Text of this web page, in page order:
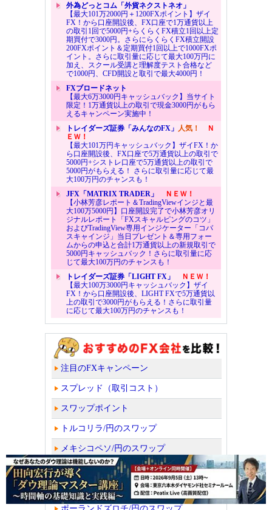
外為どっとコム「外貨ネクストネオ」
【最大101万2000円＋1200FXポイント】ザイ
FX！から口座開設後、FX口座で1万通貨以上
の取引1回で5000円+らくらくFX積立1回以上定
期買付で3000円。さらにらくらくFX積立開設
200FXポイント＆定期買付1回以上で1000FXポ
イント。さらに取引量に応じて最大100万円に
加え、スクール受講と理解度テスト合格など
で1000円、CFD開設と取引で最大4000円！
FXブロードネット
【最大6万3000円キャッシュバック】当サイト
限定！1万通貨以上の取引で現金3000円がもら
えるキャンペーン実施中！
トレイダーズ証券「みんなのFX」 人気！
Ｎ
ＥＷ！
【最大101万円キャッシュバック】ザイFX！か
ら口座開設後、FX口座で5万通貨以上の取引で
5000円+シストレ口座で5万通貨以上の取引で
5000円がもらえる！ さらに取引量に応じて最
大100万円のチャンスも！
JFX「MATRIX TRADER」
ＮＥＷ！
【小林芳彦レポート＆TradingViewインジと最
大100万5000円】口座開設完了で小林芳彦オリ
ジナルレポート「FXスキャルピングのコツ」
およびTradingView専用インジケーター「コバ
スキャインジ」当日プレゼント＆専用フォー
ムからの申込と合計1万通貨以上の新規取引で
5000円キャッシュバック！さらに取引量に応
じて最大100万円のチャンスも！
トレイダーズ証券「LIGHT FX」
ＮＥＷ！
【最大100万3000円キャッシュバック】ザイ
FX！から口座開設後、LIGHT FXで5万通貨以
上の取引で3000円がもらえる！さらに取引量
に応じて最大100万円のチャンスも！
注目のFXキャンペーン
スプレッド（取引コスト）
スワップポイント
トルコリラ/円のスワップ
メキシコペソ/円のスワップ
チェココルナ/円のスワップ
ハンガリーフォリント/円のスワップ